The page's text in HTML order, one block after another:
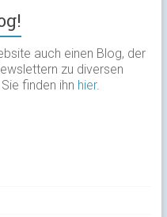
auch einen Blog, der
zu diversen
finden ihn hier.